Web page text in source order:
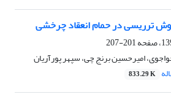
ترریسی در حمام انعقاد چرخشی
201-207
امیرحسین برنج چی، سپهر پورآریان
833.29 K